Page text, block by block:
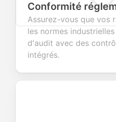
Conformité
Assurez-vous que vos
les normes
d'audit avec des
intégrés.